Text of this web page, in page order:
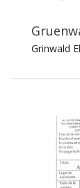
Grinwald